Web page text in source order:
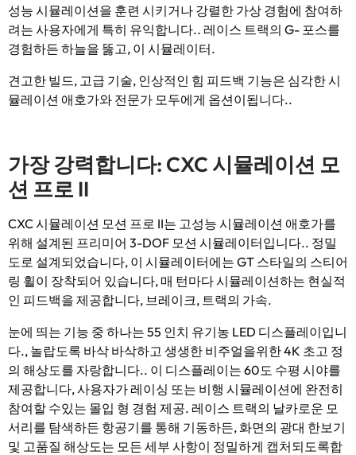
성능 시뮬레이션을 훈련 시키거나 강렬한 가상 경험에 참여하
려는 사용자에게 특히 유익합니다.. 레이스 트랙의 G- 포스를
경험하든 하늘을 뚫고, 이 시뮬레이터.
견고한 빌드, 고급 기술, 인상적인 힘 피드백 기능은 심각한 시
뮬레이션 애호가와 전문가 모두에게 옵션이됩니다..
가장 강력합니다: CXC 시뮬레이션 모
션 프로 II
CXC 시뮬레이션 모션 프로 II는 고성능 시뮬레이션 애호가를
위해 설계된 프리미어 3-DOF 모션 시뮬레이터입니다.. 정밀
도로 설계되었습니다, 이 시뮬레이터에는 GT 스타일의 스티어
링 휠이 장착되어 있습니다, 매 턴마다 시뮬레이션하는 현실적
인 피드백을 제공합니다, 브레이크, 트랙의 가속.
눈에 띄는 기능 중 하나는 55 인치 유기농 LED 디스플레이입니
다., 놀랍도록 바삭 바삭하고 생생한 비주얼을위한 4K 초고 정
의 해상도를 자랑합니다.. 이 디스플레이는 60도 수평 시야를
제공합니다, 사용자가 레이싱 또는 비행 시뮬레이션에 완전히
참여할 수있는 몰입 형 경험 제공. 레이스 트랙의 날카로운 모
서리를 탐색하든 항공기를 통해 기동하든, 화면의 광대 한보기
및 고품질 해상도는 모든 세부 사항이 정밀하게 캡처되도록합